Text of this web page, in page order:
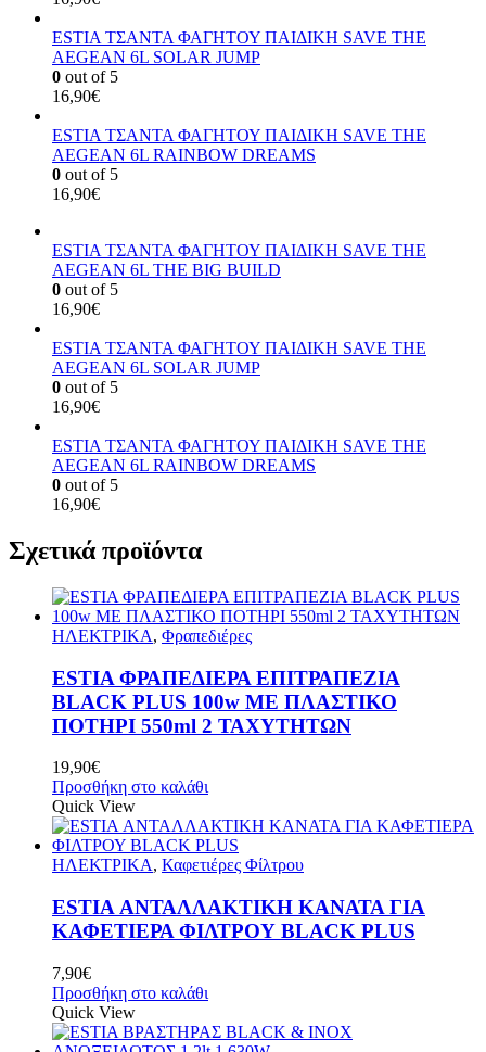
ESTIA ΤΣΑΝΤΑ ΦΑΓΗΤΟΥ ΠΑΙΔΙΚΗ SAVE THE
AEGEAN 6L SOLAR JUMP
0 out of 5
16,90€
ESTIA ΤΣΑΝΤΑ ΦΑΓΗΤΟΥ ΠΑΙΔΙΚΗ SAVE THE
AEGEAN 6L RAINBOW DREAMS
0 out of 5
16,90€
ESTIA ΤΣΑΝΤΑ ΦΑΓΗΤΟΥ ΠΑΙΔΙΚΗ SAVE THE
AEGEAN 6L THE BIG BUILD
0 out of 5
16,90€
ESTIA ΤΣΑΝΤΑ ΦΑΓΗΤΟΥ ΠΑΙΔΙΚΗ SAVE THE
AEGEAN 6L SOLAR JUMP
0 out of 5
16,90€
ESTIA ΤΣΑΝΤΑ ΦΑΓΗΤΟΥ ΠΑΙΔΙΚΗ SAVE THE
AEGEAN 6L RAINBOW DREAMS
0 out of 5
16,90€
Σχετικά προϊόντα
ΗΛΕΚΤΡΙΚΑ, Φραπεδιέρες
ESTIA ΦΡΑΠΕΔΙΕΡΑ ΕΠΙΤΡΑΠΕΖΙΑ
BLACK PLUS 100w ΜΕ ΠΛΑΣΤΙΚΟ
ΠΟΤΗΡΙ 550ml 2 ΤΑΧΥΤΗΤΩΝ
19,90€
Προσθήκη στο καλάθι
Quick View
ΗΛΕΚΤΡΙΚΑ, Καφετιέρες Φίλτρου
ESTIA ΑΝΤΑΛΛΑΚΤΙΚΗ ΚΑΝΑΤΑ ΓΙΑ
ΚΑΦΕΤΙΕΡΑ ΦΙΛΤΡΟΥ BLACK PLUS
7,90€
Προσθήκη στο καλάθι
Quick View